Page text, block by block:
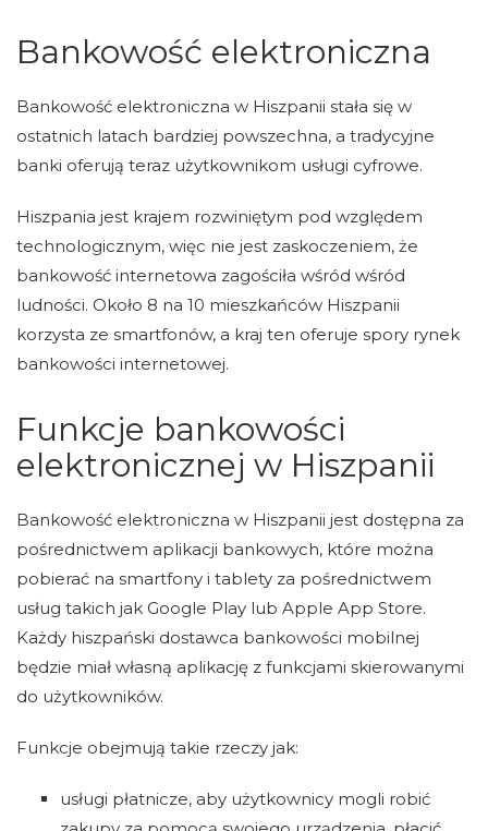
Bankowość elektroniczna
Bankowość elektroniczna w Hiszpanii stała się w
ostatnich latach bardziej powszechna, a tradycyjne
banki oferują teraz użytkownikom usługi cyfrowe.
Hiszpania jest krajem rozwiniętym pod względem
technologicznym, więc nie jest zaskoczeniem, że
bankowość internetowa zagościła wśród wśród
ludności. Około 8 na 10 mieszkańców Hiszpanii
korzysta ze smartfonów, a kraj ten oferuje spory rynek
bankowości internetowej.
Funkcje bankowości
elektronicznej w Hiszpanii
Bankowość elektroniczna w Hiszpanii jest dostępna za
pośrednictwem aplikacji bankowych, które można
pobierać na smartfony i tablety za pośrednictwem
usług takich jak Google Play lub Apple App Store.
Każdy hiszpański dostawca bankowości mobilnej
będzie miał własną aplikację z funkcjami skierowanymi
do użytkowników.
Funkcje obejmują takie rzeczy jak:
usługi płatnicze, aby użytkownicy mogli robić